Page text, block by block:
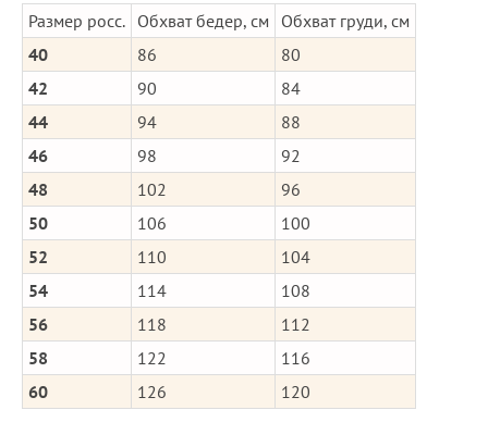
Размер росс. Обхват бедер, см
Обхват груди, см
40
86
80
42
90
84
44
94
88
46
98
92
48
102
96
50
106
100
52
110
104
54
114
108
56
118
112
58
122
116
60
126 120